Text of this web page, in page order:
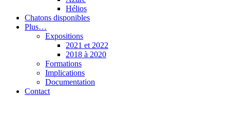
Hélios
Chatons disponibles
Plus…
Expositions
2021 et 2022
2018 à 2020
Formations
Implications
Documentation
Contact